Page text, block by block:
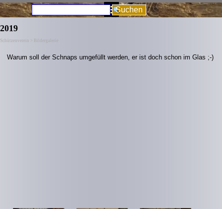
Direkt zum SeiteninhaltMenü überspringen
Suchen
2019
Schützenverein > Bildergalerie
Warum soll der Schnaps umgefüllt werden, er ist doch schon im Glas ;-)